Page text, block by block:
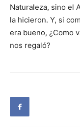
Naturaleza, sino el
la hicieron. Y, si
era bueno, ¿Como
nos regaló?